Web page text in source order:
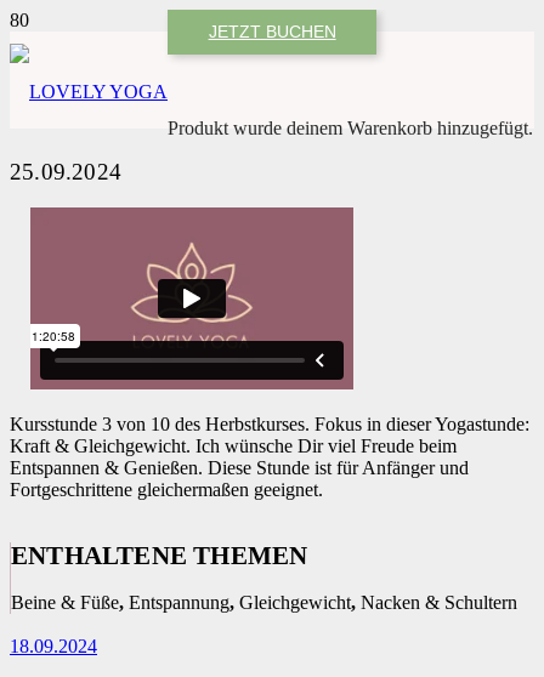
JETZT BUCHEN
Produkt wurde deinem Warenkorb hinzugefügt.
25.09.2024
Kursstunde 3 von 10 des Herbstkurses. Fokus in dieser Yogastunde:
Kraft & Gleichgewicht. Ich wünsche Dir viel Freude beim
Entspannen & Genießen. Diese Stunde ist für Anfänger und
Fortgeschrittene gleichermaßen geeignet.
ENTHALTENE THEMEN
Beine & Füße, Entspannung, Gleichgewicht, Nacken & Schultern
18.09.2024